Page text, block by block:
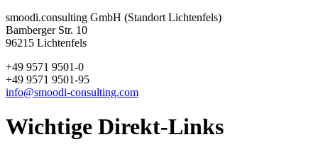
smoodi.consulting GmbH (Standort Lichtenfels)
Bamberger Str. 10
96215 Lichtenfels
+49 9571 9501-0
+49 9571 9501-95
info@smoodi-consulting.com
Wichtige Direkt-Links